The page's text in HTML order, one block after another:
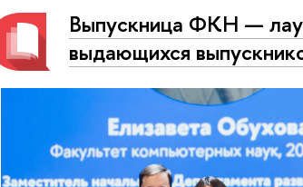
Выпускница ФКН —
выдающихся